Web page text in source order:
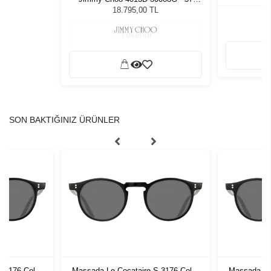
Kadın Güneş Gözlüğü
18.795,00 TL
SON BAKTIĞINIZ ÜRÜNLER